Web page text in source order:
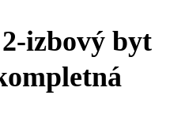
izbový byt